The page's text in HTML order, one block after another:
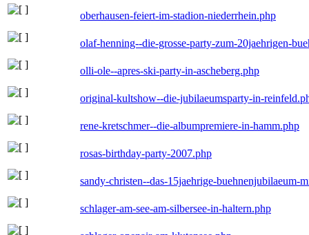
oberhausen-feiert-im-stadion-niederrhein.php
olaf-henning--die-grosse-party-zum-20jaehrigen-
olli-ole--apres-ski-party-in-ascheberg.php
original-kultshow--die-jubilaeumsparty-in-
rene-kretschmer--die-albumpremiere-in-hamm.php
rosas-birthday-party-2007.php
sandy-christen--das-15jaehrige-buehnenjubilaeum-
schlager-am-see-am-silbersee-in-haltern.php